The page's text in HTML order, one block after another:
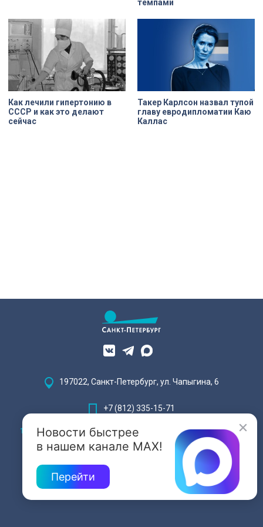
темпами
Как лечили гипертонию в
СССР и как это делают
сейчас
Такер Карлсон назвал тупой
главу евродипломатии Каю
Каллас
Новости быстрее
в нашем канале MAX!
Перейти
197022, Санкт-Петербург, ул. Чапыгина, 6
+7 (812) 335-15-71
Внимание! Отдельные видеоматериалы, размещенные на настоящем
сайте, могут содержать информацию, предназначенную для лиц,
достигших 18 лет.